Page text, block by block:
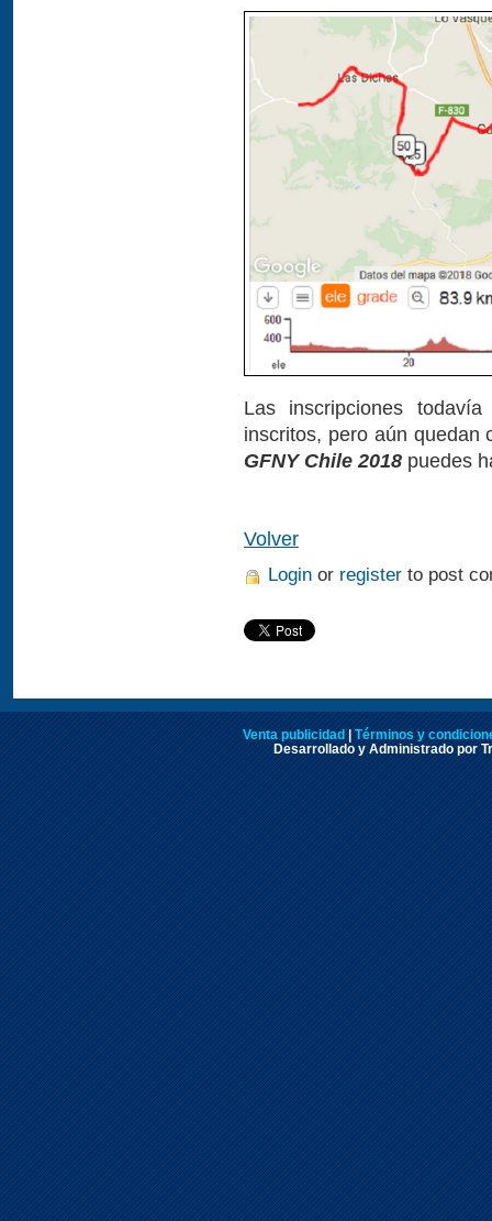
Las inscripciones
inscritos, pero aún quedan
GFNY Chile 2018 puedes
Volver
Login or register to post
Venta publicidad | Términos y
Desarrollado y Administrado por